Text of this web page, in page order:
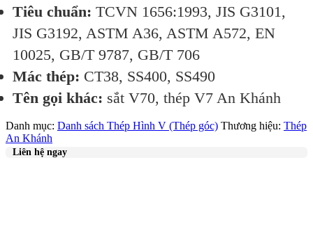
Tiêu chuẩn: TCVN 1656:1993, JIS G3101,
JIS G3192, ASTM A36, ASTM A572, EN
10025, GB/T 9787, GB/T 706
Mác thép: CT38, SS400, SS490
Tên gọi khác: sắt V70, thép V7 An Khánh
Danh mục: Danh sách Thép Hình V (Thép góc) Thương hiệu: Thép
An Khánh
Liên hệ ngay